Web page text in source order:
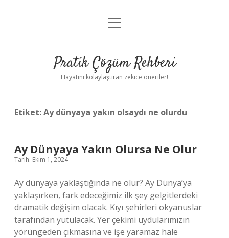
Anasayfa
Yasal Uyarı
menüyü
Pratik Çözüm Rehberi
Hayatını kolaylaştıran zekice öneriler!
Etiket:Ay dünyaya yakın olsaydı ne olurdu
Ay Dünyaya Yakın Olursa Ne Olur
Tarih: Ekim 1, 2024
Ay dünyaya yaklaştığında ne olur? Ay Dünya’ya
yaklaşırken, fark edeceğimiz ilk şey gelgitlerdeki
dramatik değişim olacak. Kıyı şehirleri okyanuslar
tarafından yutulacak. Yer çekimi uydularımızın
yörüngeden çıkmasına ve işe yaramaz hale